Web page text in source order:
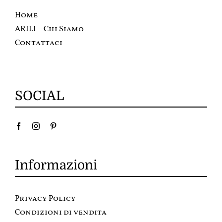
Home
ARILI – Chi Siamo
Contattaci
SOCIAL
Informazioni
Privacy Policy
Condizioni di vendita